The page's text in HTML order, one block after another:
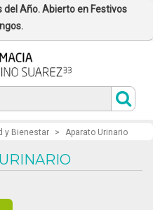
del Año. Abierto en Festivos
y Bienestar > Aparato Urinario